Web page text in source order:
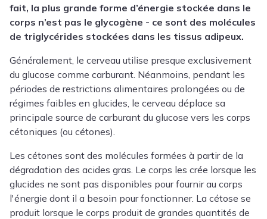
fait, la plus grande forme d’énergie stockée dans le
corps n’est pas le glycogène - ce sont des molécules
de triglycérides stockées dans les tissus adipeux.
Généralement, le cerveau utilise presque exclusivement
du glucose comme carburant. Néanmoins, pendant les
périodes de restrictions alimentaires prolongées ou de
régimes faibles en glucides, le cerveau déplace sa
principale source de carburant du glucose vers les corps
cétoniques (ou cétones).
Les cétones sont des molécules formées à partir de la
dégradation des acides gras. Le corps les crée lorsque les
glucides ne sont pas disponibles pour fournir au corps
l'énergie dont il a besoin pour fonctionner. La cétose se
produit lorsque le corps produit de grandes quantités de